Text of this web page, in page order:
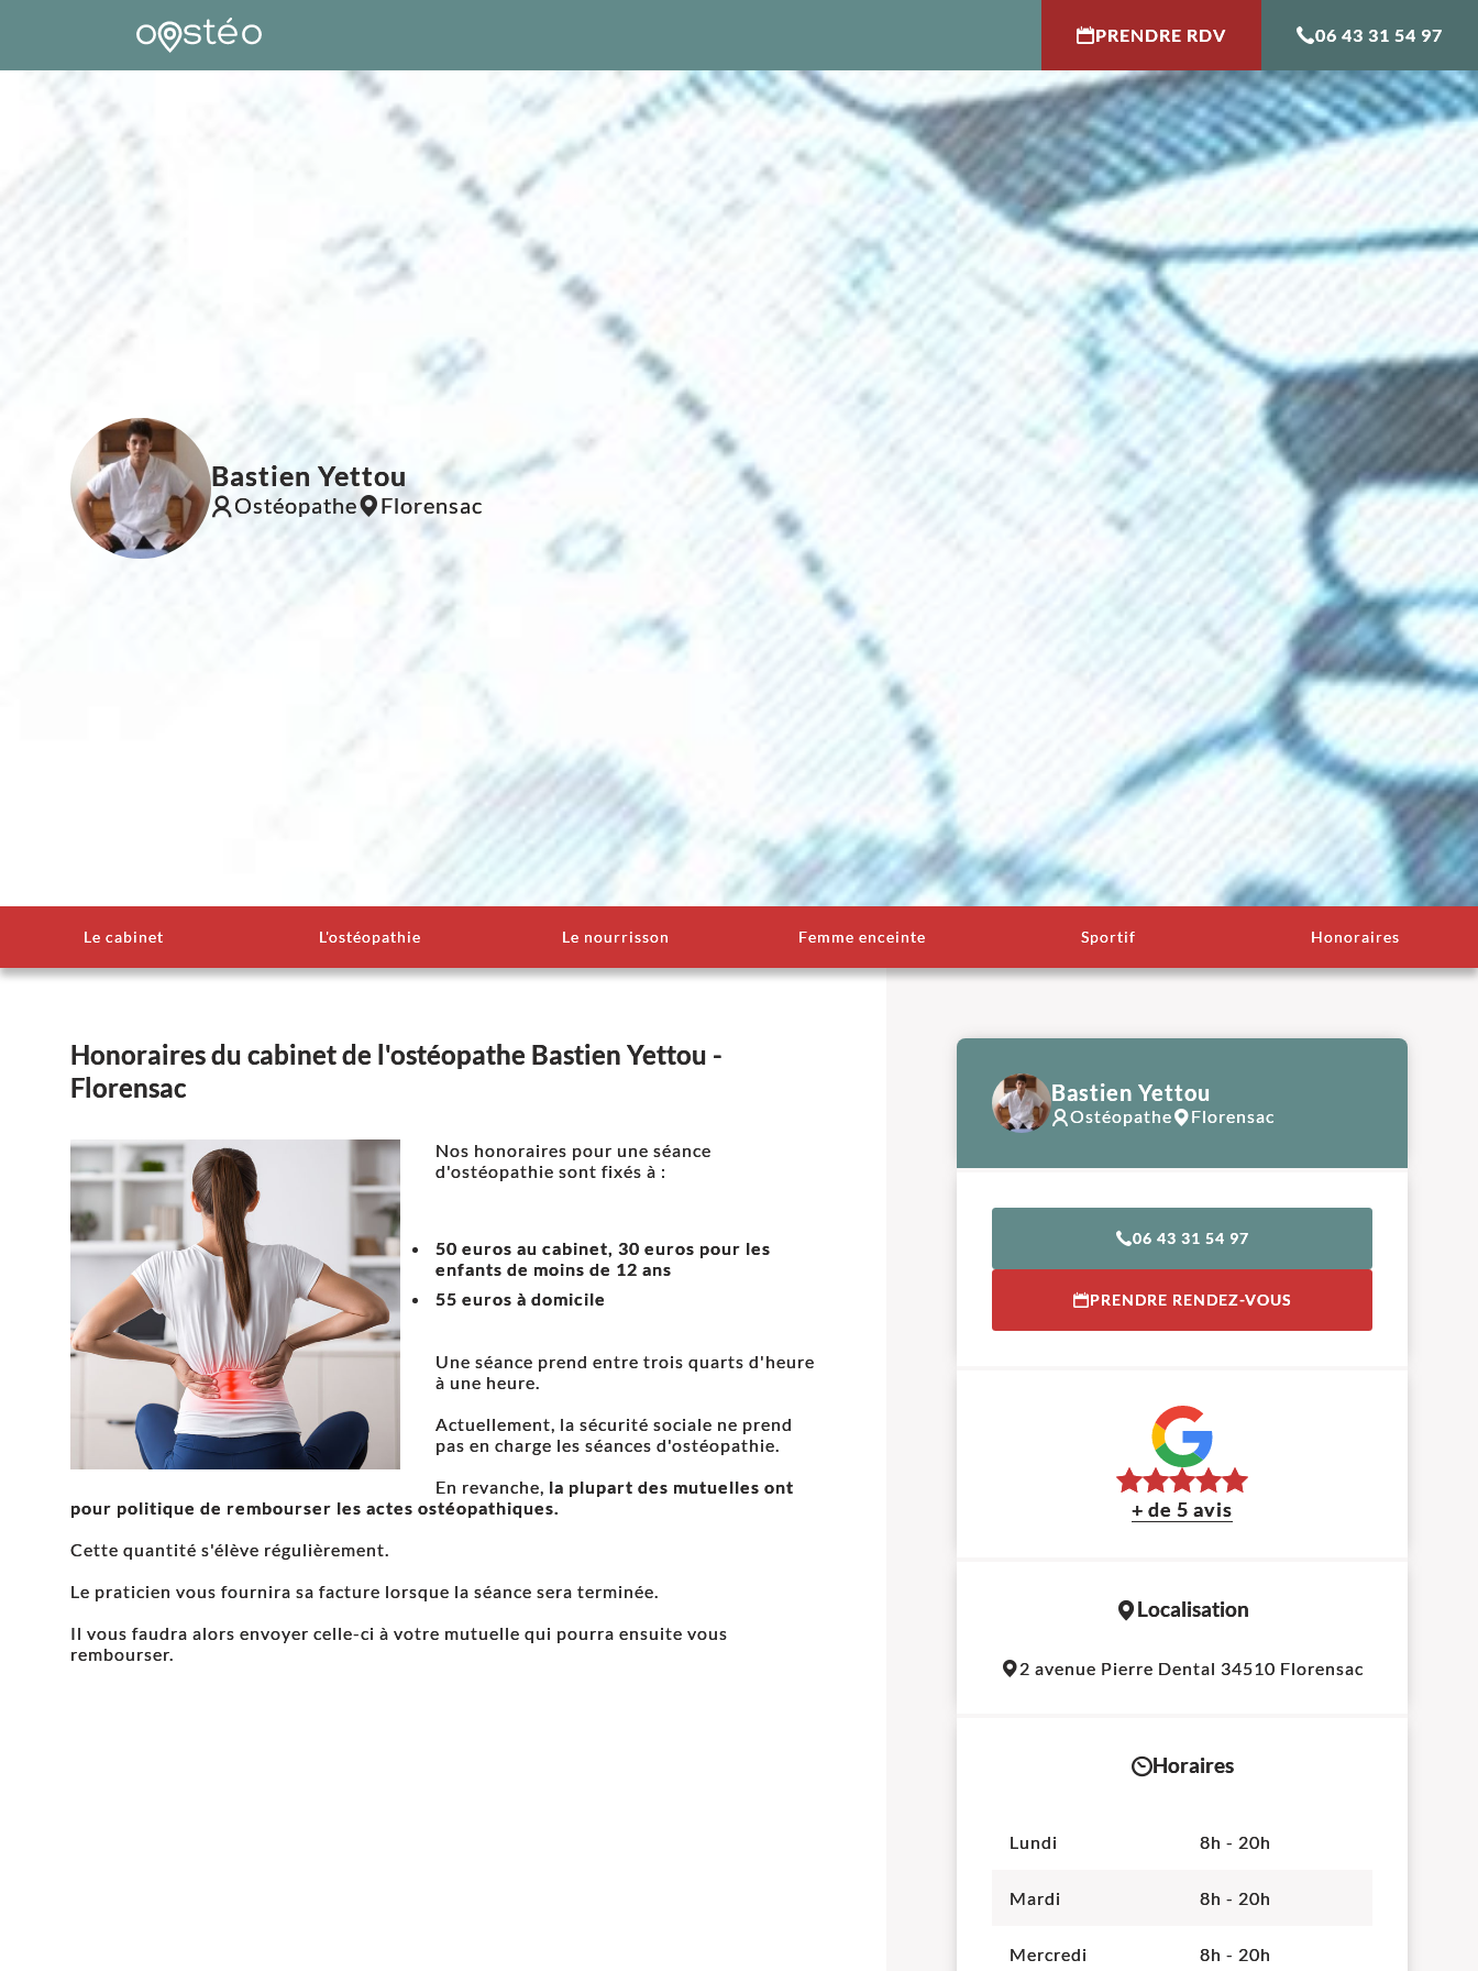
PRENDRE RDV 06 43 31 54 97
Bastien Yettou
Ostéopathe Florensac
Le cabinet L'ostéopathie Le nourrisson Femme enceinte Sportif Honoraires
Honoraires du cabinet de l'ostéopathe Bastien Yettou -
Florensac
Nos honoraires pour une séance
d'ostéopathie sont fixés à :
50 euros au cabinet, 30 euros pour les
enfants de moins de 12 ans
55 euros à domicile
Une séance prend entre trois quarts d'heure
à une heure.
Actuellement, la sécurité sociale ne prend
pas en charge les séances d'ostéopathie.
En revanche, la plupart des mutuelles ont
pour politique de rembourser les actes ostéopathiques.
Cette quantité s'élève régulièrement.
Le praticien vous fournira sa facture lorsque la séance sera terminée.
Il vous faudra alors envoyer celle-ci à votre mutuelle qui pourra ensuite vous
rembourser.
Bastien Yettou
Ostéopathe Florensac
06 43 31 54 97
PRENDRE RENDEZ-VOUS
+ de 5 avis
Localisation
2 avenue Pierre Dental 34510 Florensac
Horaires
Lundi 8h - 20h
Mardi 8h - 20h
Mercredi 8h - 20h